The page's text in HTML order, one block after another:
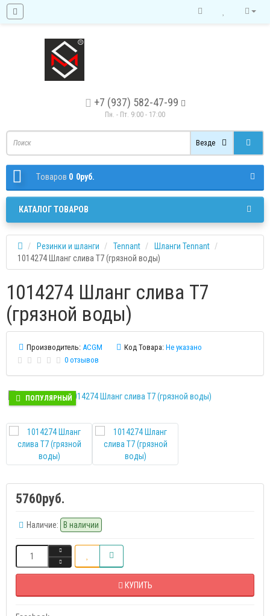
+7 (937) 582-47-99
Пн. - Пт. 9:00 - 17:00
Везде
Tоваров 0 0руб.
КАТАЛОГ ТОВАРОВ
Резинки и шланги Tennant
Шланги Tennant
1014274 Шланг слива Т7 (грязной воды)
1014274 Шланг слива Т7
(грязной воды)
Производитель: ACGM Код Товара: Не указано
0 отзывов
ПОПУЛЯРНЫЙ
5760руб.
Наличие: В наличии
КУПИТЬ